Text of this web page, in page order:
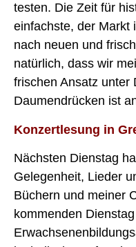
testen. Die Zeit für
einfachste, der Markt
nach neuen und
natürlich, dass wir
frischen Ansatz unter
Daumendrücken ist
Konzertlesung in
Nächsten Dienstag
Gelegenheit, Lieder
Büchern und meiner
kommenden